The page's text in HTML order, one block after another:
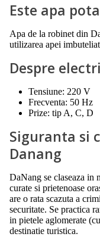
Este apa
Apa de la robinet din
utilizarea apei
Despre
Tensiune: 220 V
Frecventa: 50 Hz
Prize: tip A, C, D
Siguranta si
Danang
DaNang se claseaza in
curate si prietenoase
are o rata scazuta a
securitate. Se practica
in pietele aglomerate
destinatie turistica.